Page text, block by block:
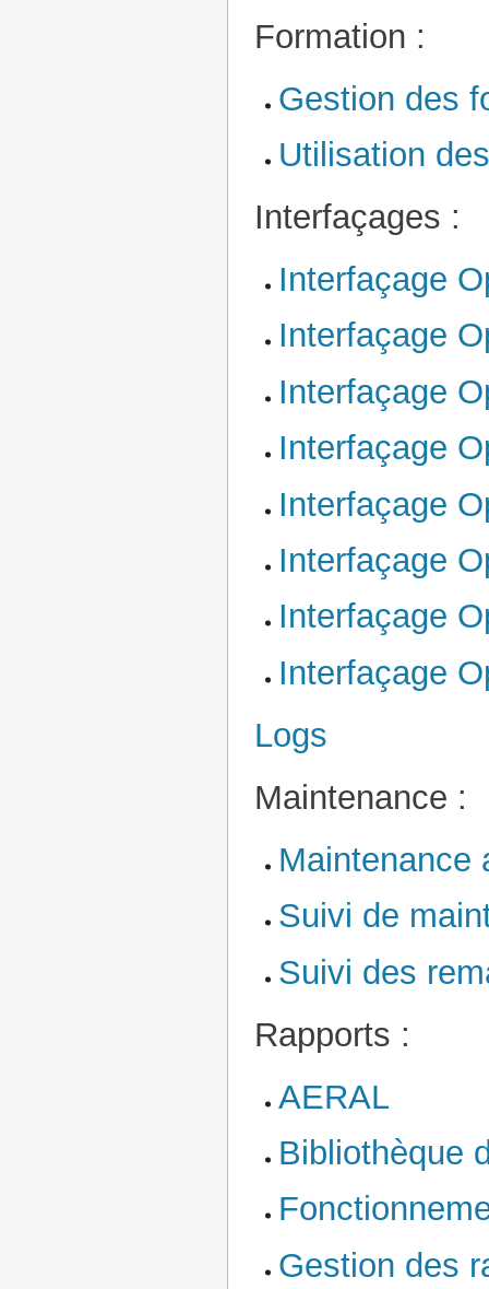
Formation :
Gestion des
Utilisation
Interfaçages :
Interfaçage
Interfaçage
Interfaçage
Interfaçage
Interfaçage
Interfaçage
Interfaçage
Interfaçage
Logs
Maintenance :
Maintenance
Suivi de
Suivi des
Rapports :
AERAL
Bibliothèque
Gestion des